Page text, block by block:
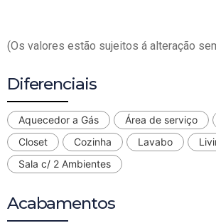
(Os valores estão sujeitos á alteração
Diferenciais
Aquecedor a Gás Área de serviço
Closet
Cozinha Lavabo
Sala c/ 2 Ambientes
Acabamentos